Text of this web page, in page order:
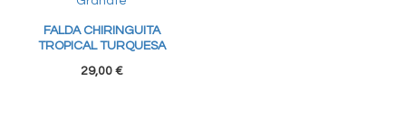
FALDA CHIRINGUITA
TROPICAL TURQUESA
29,00 €